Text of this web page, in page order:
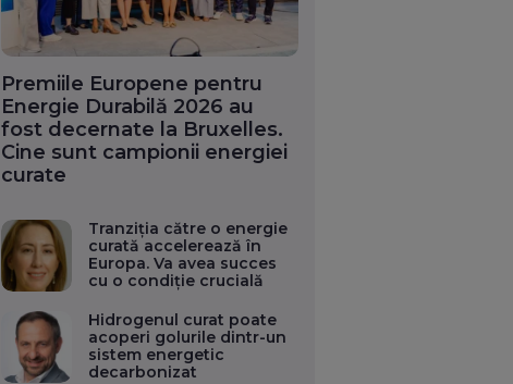
Premiile Europene pentru
Energie Durabilă 2026 au
fost decernate la Bruxelles.
Cine sunt campionii energiei
curate
Tranziția către o energie
curată accelerează în
Europa. Va avea succes
cu o condiție crucială
Hidrogenul curat poate
acoperi golurile dintr-un
sistem energetic
decarbonizat